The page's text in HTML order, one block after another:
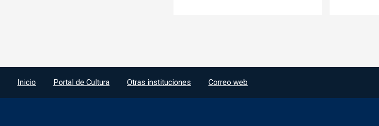
Menú del pie
Inicio Portal de Cultura Otras instituciones Correo web